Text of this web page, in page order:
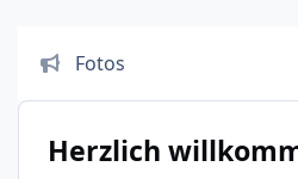
Fotos
Herzlich